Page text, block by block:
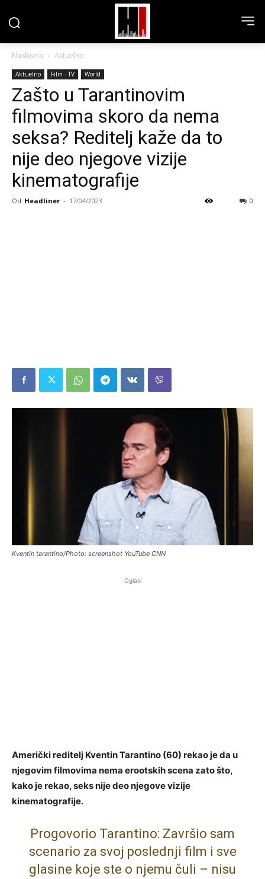
Naslovna Aktuelno
Aktuelno Film - TV World
Zašto u Tarantinovim
filmovima skoro da nema
seksa? Reditelj kaže da to
nije deo njegove vizije
kinematografije
Od Headliner - 17/04/2023 0
Kventin tarantino/Photo: screenshot YouTube CNN
Oglasi
Američki reditelj Kventin Tarantino (60) rekao je da u
njegovim filmovima nema erootskih scena zato što,
kako je rekao, seks nije deo njegove vizije
kinematografije.
Progovorio Tarantino: Završio sam
scenario za svoj poslednji film i sve
glasine koje ste o njemu čuli – nisu